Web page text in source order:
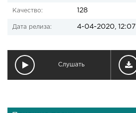
Качество: 128
Дата релиза: 4-04-2020, 12:07
Слушать